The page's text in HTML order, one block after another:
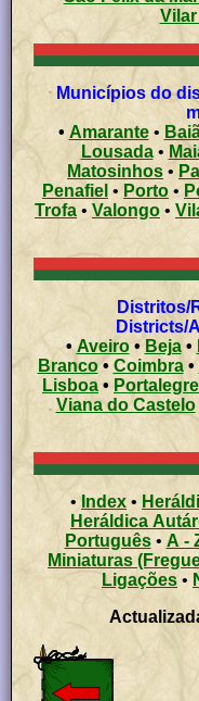
Municípios do
• Amarante•
Lousada•
Matosinhos •
Penafiel • Porto •
Trofa • Valongo •
Distritos/
Districts/
•Aveiro• Beja•
Branco• Coimbra•
Lisboa • Portalegre
Viana do Castelo
• Index •
Heráldica
Português• A -
Miniaturas
Ligações •